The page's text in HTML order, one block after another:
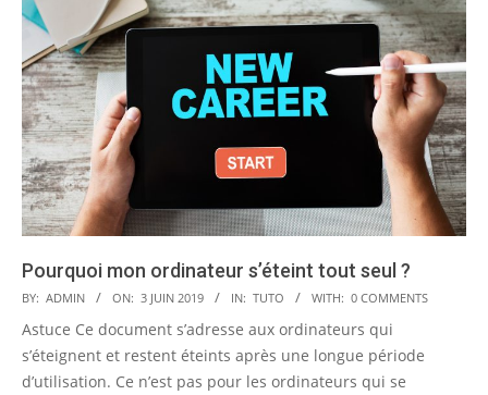
Pourquoi mon ordinateur s’éteint tout seul ?
2019-
06-
03
BY: ADMIN ON: 3 JUIN 2019 IN: TUTO WITH: 0 COMMENTS
Astuce Ce document s’adresse aux ordinateurs qui
s’éteignent et restent éteints après une longue période
d’utilisation. Ce n’est pas pour les ordinateurs qui se